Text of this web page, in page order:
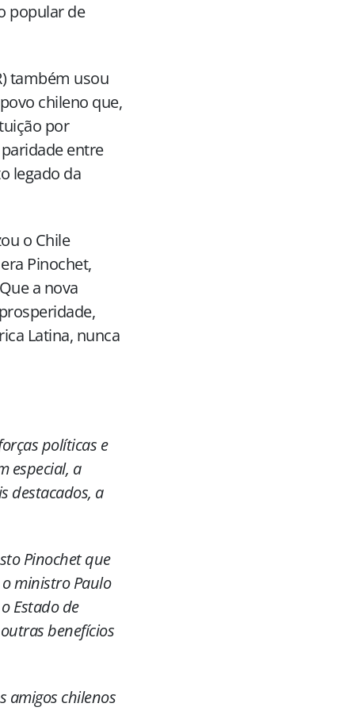
popular de
também usou
chileno que,
por
entre
legado da
o Chile
Pinochet,
a nova
Latina, nunca
políticas e
especial, a
destacados, a
Pinochet que
ministro Paulo
Estado de
benefícios
amigos chilenos